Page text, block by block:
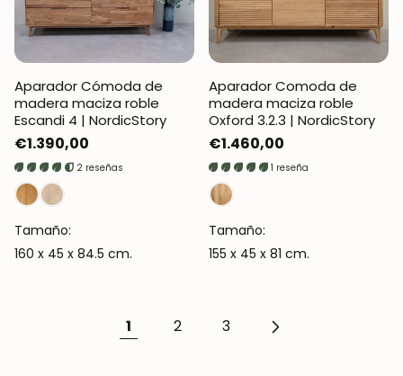
Aparador Cómoda de
madera maciza roble
Escandi 4 | NordicStory
Precio
regular
€1.390,00
2 reseñas
Tamaño:
160 x 45 x 84.5 cm.
Aparador Comoda de
madera maciza roble
Oxford 3.2.3 | NordicStory
Precio
regular
€1.460,00
1 reseña
Tamaño:
155 x 45 x 81 cm.
1 2 3
¡SE PARTE DE NUESTRA